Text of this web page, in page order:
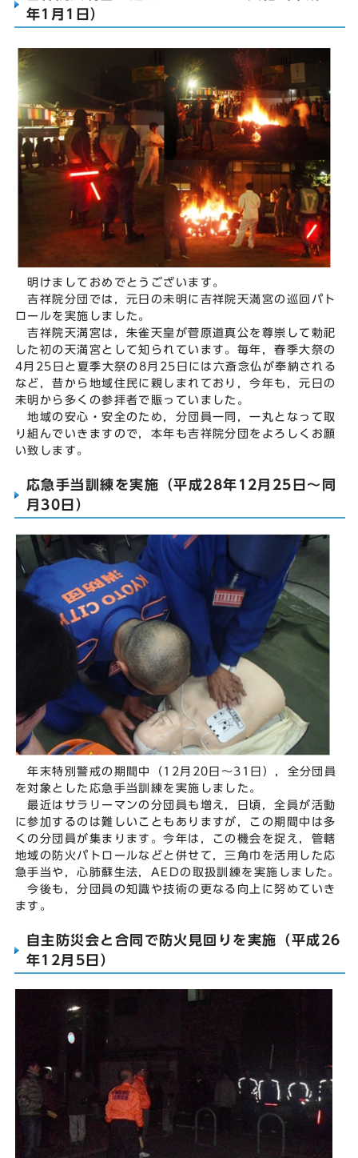
年1月1日）
明けましておめでとうございます。
吉祥院分団では，元日の未明に吉祥院天満宮の巡回パト
ロールを実施しました。
吉祥院天満宮は，朱雀天皇が菅原道真公を尊崇して勅祀
した初の天満宮として知られています。毎年，春季大祭の
4月25日と夏季大祭の8月25日には六斎念仏が奉納される
など，昔から地域住民に親しまれており，今年も，元日の
未明から多くの参拝者で賑っていました。
地域の安心・安全のため，分団員一同，一丸となって取
り組んでいきますので，本年も吉祥院分団をよろしくお願
い致します。
応急手当訓練を実施（平成28年12月25日～同
月30日）
年末特別警戒の期間中（12月20日～31日），全分団員
を対象とした応急手当訓練を実施しました。
最近はサラリーマンの分団員も増え，日頃，全員が活動
に参加するのは難しいこともありますが，この期間中は多
くの分団員が集まります。今年は，この機会を捉え，管轄
地域の防火パトロールなどと併せて，三角巾を活用した応
急手当や，心肺蘇生法，AEDの取扱訓練を実施しました。
今後も，分団員の知識や技術の更なる向上に努めていき
ます。
自主防災会と合同で防火見回りを実施（平成26
年12月5日）